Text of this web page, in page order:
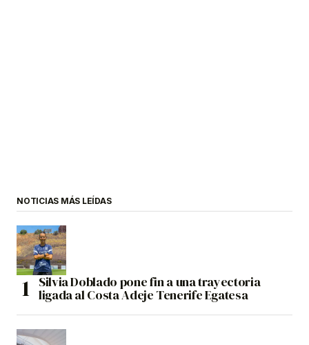
NOTICIAS MÁS LEÍDAS
Silvia Doblado pone fin a una trayectoria
ligada al Costa Adeje Tenerife Egatesa